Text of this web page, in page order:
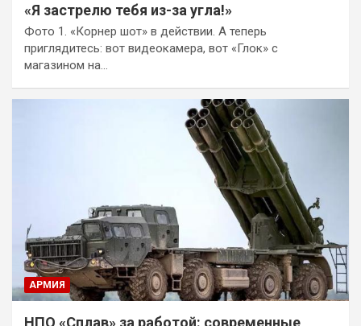
«Я застрелю тебя из-за угла!»
Фото 1. «Корнер шот» в действии. А теперь
приглядитесь: вот видеокамера, вот «Глок» с
магазином на…
АРМИЯ
НПО «Сплав» за работой: современные